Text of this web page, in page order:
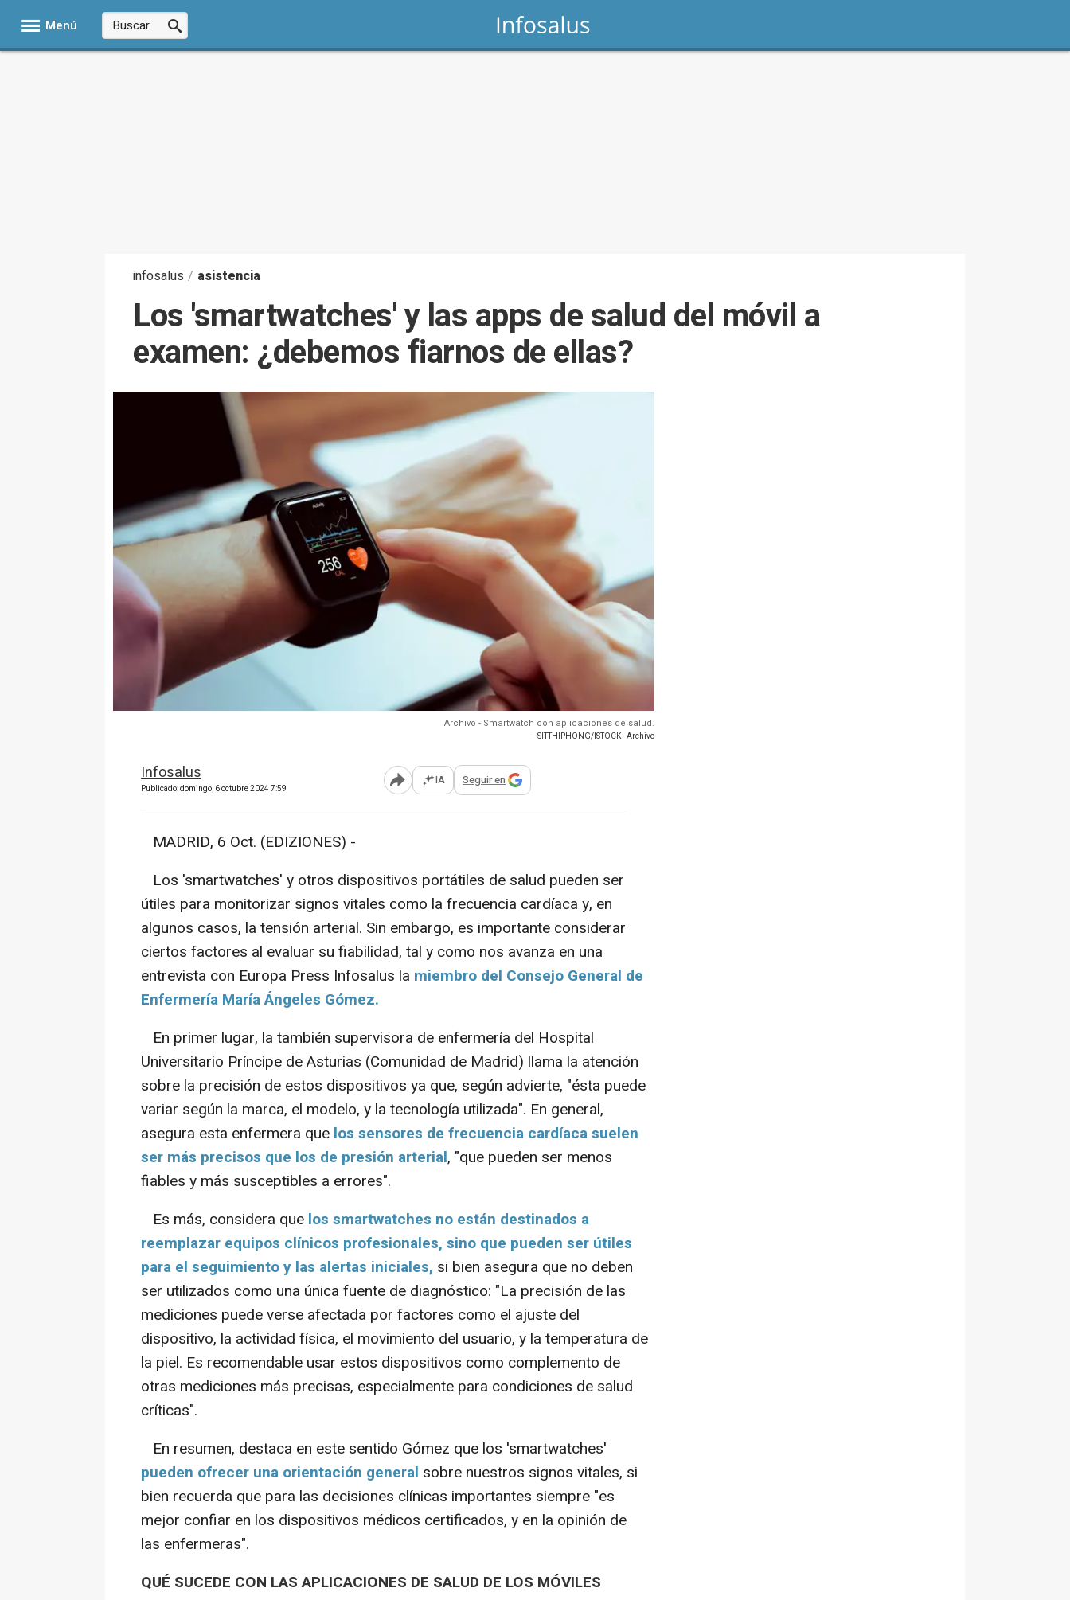
Menú
infosalus / asistencia
Los 'smartwatches' y las apps de salud del móvil a
examen: ¿debemos fiarnos de ellas?
Archivo - Smartwatch con aplicaciones de salud.
- SITTHIPHONG/ISTOCK - Archivo
Infosalus
Publicado: domingo, 6 octubre 2024 7:59 Abrir opciones para compartir
IA Seguir en
MADRID, 6 Oct. (EDIZIONES) -
Los 'smartwatches' y otros dispositivos portátiles de salud pueden ser
útiles para monitorizar signos vitales como la frecuencia cardíaca y, en
algunos casos, la tensión arterial. Sin embargo, es importante considerar
ciertos factores al evaluar su fiabilidad, tal y como nos avanza en una
entrevista con Europa Press Infosalus la miembro del Consejo General de
Enfermería María Ángeles Gómez.
En primer lugar, la también supervisora de enfermería del Hospital
Universitario Príncipe de Asturias (Comunidad de Madrid) llama la atención
sobre la precisión de estos dispositivos ya que, según advierte, "ésta puede
variar según la marca, el modelo, y la tecnología utilizada". En general,
asegura esta enfermera que los sensores de frecuencia cardíaca suelen
ser más precisos que los de presión arterial, "que pueden ser menos
fiables y más susceptibles a errores".
Es más, considera que los smartwatches no están destinados a
reemplazar equipos clínicos profesionales, sino que pueden ser útiles
para el seguimiento y las alertas iniciales, si bien asegura que no deben
ser utilizados como una única fuente de diagnóstico: "La precisión de las
mediciones puede verse afectada por factores como el ajuste del
dispositivo, la actividad física, el movimiento del usuario, y la temperatura de
la piel. Es recomendable usar estos dispositivos como complemento de
otras mediciones más precisas, especialmente para condiciones de salud
críticas".
En resumen, destaca en este sentido Gómez que los 'smartwatches'
pueden ofrecer una orientación general sobre nuestros signos vitales, si
bien recuerda que para las decisiones clínicas importantes siempre "es
mejor confiar en los dispositivos médicos certificados, y en la opinión de
las enfermeras".
QUÉ SUCEDE CON LAS APLICACIONES DE SALUD DE LOS MÓVILES